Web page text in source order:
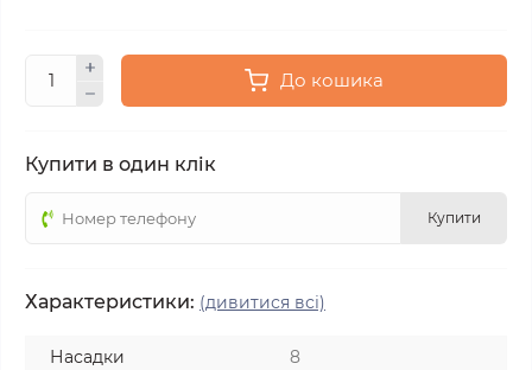
До кошика
Купити в один клік
Купити
Характеристики: (дивитися всі)
Насадки
8